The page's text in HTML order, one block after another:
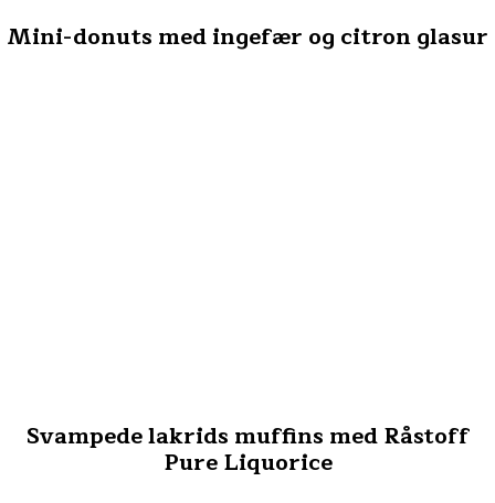
Mini-donuts med ingefær og citron glasur
Svampede lakrids muffins med Råstoff
Pure Liquorice